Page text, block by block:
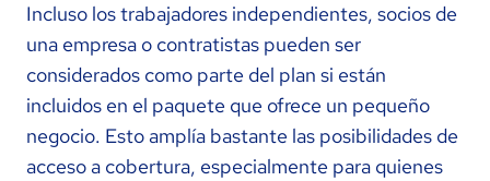
Incluso los trabajadores independientes, socios de
una empresa o contratistas pueden ser
considerados como parte del plan si están
incluidos en el paquete que ofrece un pequeño
negocio. Esto amplía bastante las posibilidades de
acceso a cobertura, especialmente para quienes